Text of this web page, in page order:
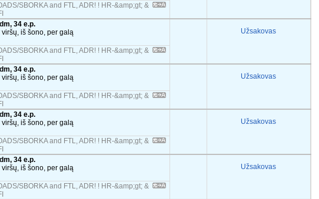
SBORKA and FTL, ADR! ! HR-&amp;gt; &
34 e.p.
iš šono, per galą
Užsakovas
SBORKA and FTL, ADR! ! HR-&amp;gt; &
34 e.p.
iš šono, per galą
Užsakovas
SBORKA and FTL, ADR! ! HR-&amp;gt; &
34 e.p.
iš šono, per galą
Užsakovas
SBORKA and FTL, ADR! ! HR-&amp;gt; &
34 e.p.
iš šono, per galą
Užsakovas
SBORKA and FTL, ADR! ! HR-&amp;gt; &